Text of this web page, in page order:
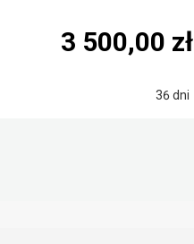
36 dni
3 500,00 zł